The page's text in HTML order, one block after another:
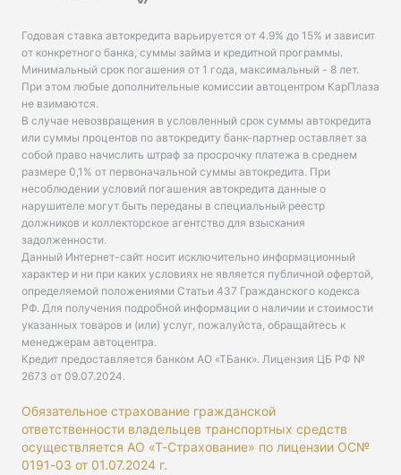
Годовая ставка автокредита варьируется от 4.9% до 15% и зависит
от конкретного банка, суммы займа и кредитной программы.
Минимальный срок погашения от 1 года, максимальный - 8 лет.
При этом любые дополнительные комиссии автоцентром КарПлаза
не взимаются.
В случае невозвращения в условленный срок суммы автокредита
или суммы процентов по автокредиту банк-партнер оставляет за
собой право начислить штраф за просрочку платежа в среднем
размере 0,1% от первоначальной суммы автокредита. При
несоблюдении условий погашения автокредита данные о
нарушителе могут быть переданы в специальный реестр
должников и коллекторское агентство для взыскания
задолженности.
Данный Интернет-сайт носит исключительно информационный
характер и ни при каких условиях не является публичной офертой,
определяемой положениями Статьи 437 Гражданского кодекса
РФ. Для получения подробной информации о наличии и стоимости
указанных товаров и (или) услуг, пожалуйста, обращайтесь к
менеджерам автоцентра.
Кредит предоставляется банком АО «ТБанк». Лицензия ЦБ РФ №
2673 от 09.07.2024.
Обязательное страхование гражданской
ответственности владельцев транспортных средств
осуществляется АО «Т-Страхование» по лицензии ОС№
0191-03 от 01.07.2024 г.